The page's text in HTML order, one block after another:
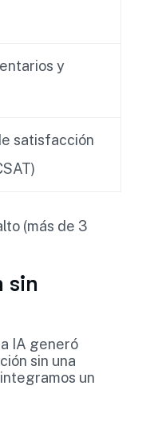
y
satisfacción
(más de 3
sin
IA generó
sin una
un